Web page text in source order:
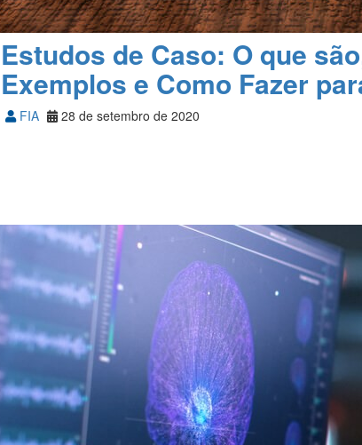
Estudos de Caso: O que
Exemplos e Como Fazer
FIA 28 de setembro de 2020